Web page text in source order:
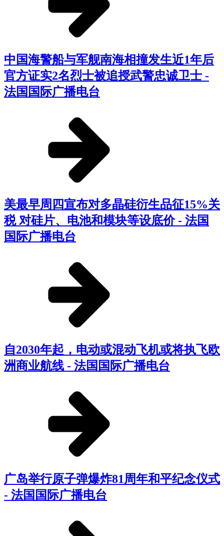
中国海警船与军舰南海相撞发生近1年后
官方证实2名烈士被追授武警忠诚卫士 -
法国国际广播电台
美最早周四宣布对多晶硅衍生品征15%关
税 对硅片、电池和模块等设底价 - 法国
国际广播电台
自2030年起，电动或混动飞机或将执飞欧
洲商业航线 - 法国国际广播电台
广岛举行原子弹爆炸81周年和平纪念仪式
- 法国国际广播电台